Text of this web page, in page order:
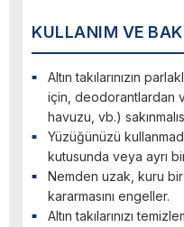
KULLANIM VE
Altın takılarınızın
için, deodorantlardan
havuzu, vb.)
Yüzüğünüzü
kutusunda veya ayrı
Nemden uzak, kuru bir
kararmasını engeller.
Altın takılarınızı